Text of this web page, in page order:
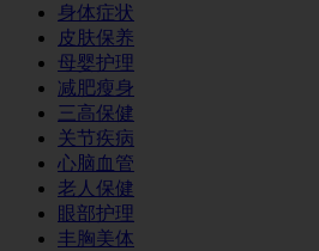
身体症状
皮肤保养
母婴护理
减肥瘦身
三高保健
关节疾病
心脑血管
老人保健
眼部护理
丰胸美体